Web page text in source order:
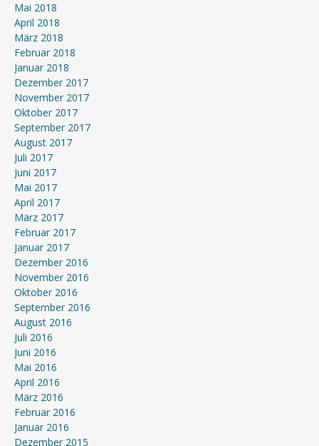
Mai 2018
April 2018
März 2018
Februar 2018
Januar 2018
Dezember 2017
November 2017
Oktober 2017
September 2017
August 2017
Juli 2017
Juni 2017
Mai 2017
April 2017
März 2017
Februar 2017
Januar 2017
Dezember 2016
November 2016
Oktober 2016
September 2016
August 2016
Juli 2016
Juni 2016
Mai 2016
April 2016
März 2016
Februar 2016
Januar 2016
Dezember 2015